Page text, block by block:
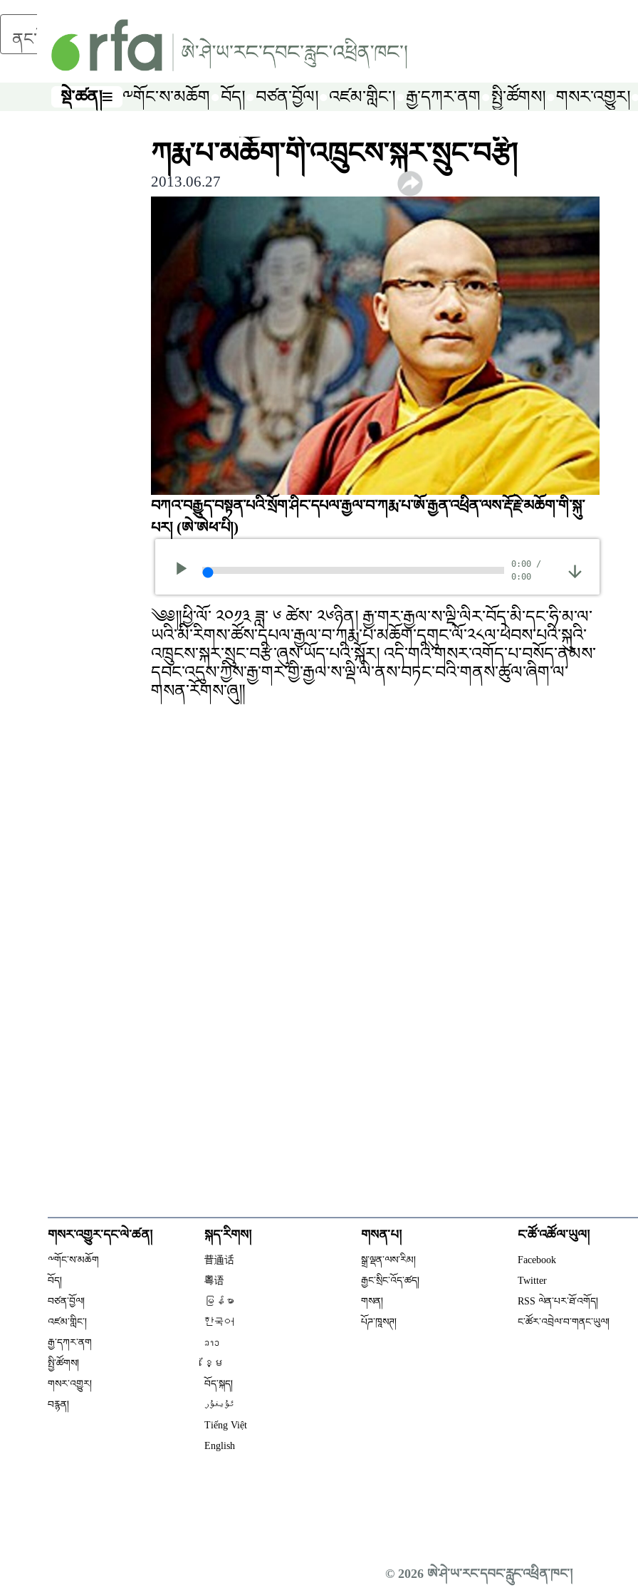
ནང་དོན་གཙོ་བོར་མཆོང་།
སྡེ་ཚན།
སྡེ་ཚན། ༸གོང་ས་མཆོག བོད། བཙན་བྱོལ། འཛམ་གླིང༌། རྒྱ་དཀར་ནག སྤྱི་ཚོགས། གསར་འགྱུར།
ཀརྨ་པ་མཆོག་གི་འཁྲུངས་སྐར་སྲུང་བརྩི།
2013.06.27
བཀའ་བརྒྱུད་བསྟན་པའི་སྲོག་ཤིང་དཔལ་རྒྱལ་བ་ཀརྨ་པ་ཨོ་རྒྱན་འཕྲིན་ལས་རྡོ་རྗེ་མཆོག་གི་སྐུ་
པར། (ཨེ་ཨེཕ་པི།)
0:00 /
0:00
༄༅༎ཕྱི་ལོ་ ༢༠༡༣ ཟླ་ ༦ ཚེས་ ༢༦ཉིན། རྒྱ་གར་རྒྱལ་ས་ལྡི་ལིར་བོད་མི་དང་ཧི་མ་ལ་
ཡའི་མི་རིགས་ཚོས་དཔལ་རྒྱལ་བ་ཀརྨ་པ་མཆོག་དགུང་ལོ་༢༨ལ་ཕེབས་པའི་སྐུའི་
འཁྲུངས་སྐར་སྲུང་བརྩི་ཞུས་ཡོད་པའི་སྐོར། འདི་གའི་གསར་འགོད་པ་བསོད་ནམས་
དབང་འདུས་ཀྱིས་རྒྱ་གར་གྱི་རྒྱལ་ས་ལྡི་ལི་ནས་བཏང་བའི་གནས་ཚུལ་ཞིག་ལ་
གསན་རོགས་ཞུ༎
གསར་འགྱུར་དང་ལེ་ཚན།
༸གོང་ས་མཆོག
བོད།
བཙན་བྱོལ།
འཛམ་གླིང༌།
རྒྱ་དཀར་ནག
སྤྱི་ཚོགས།
གསར་འགྱུར།
བརྙན།
སྐད་རིགས།
普通话
粤语
မြန်မာ
한국어
ລາວ
ខ្មែ
བོད་སྐད།
ئۇيغۇر
Tiếng Việt
English
གསན་པ།
སྒྲ་ལྡན་ལས་རིམ།
རྒྱང་སྲིང་འོད་ཚད།
གསན།
པོཌ་ཁཱསཊ།
ང་ཚོ་འཚོལ་ཡུལ།
Facebook
Twitter
RSS ལེན་པར་ཐོ་འགོད།
ང་ཚོར་འབྲེལ་བ་གནང་ཡུལ།
© 2026 ཨེ་ཤེ་ཡ་རང་དབང་རླུང་འཕྲིན་ཁང་།